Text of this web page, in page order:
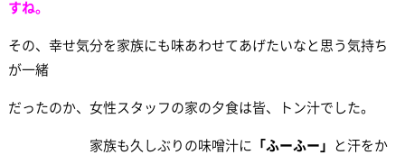
すね。
その、幸せ気分を家族にも味あわせてあげたいなと思う気持ち
が一緒
だったのか、女性スタッフの家の夕食は皆、トン汁でした。
家族も久しぶりの味噌汁に 「ふーふー」
と汗をか